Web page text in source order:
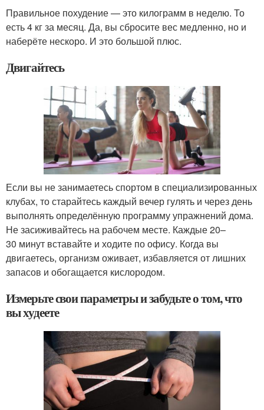
Правильное похудение — это килограмм в неделю. То
есть 4 кг за месяц. Да, вы сбросите вес медленно, но и
наберёте нескоро. И это большой плюс.
Двигайтесь
Если вы не занимаетесь спортом в специализированных
клубах, то старайтесь каждый вечер гулять и через день
выполнять определённую программу упражнений дома.
Не засиживайтесь на рабочем месте. Каждые 20–
30 минут вставайте и ходите по офису. Когда вы
двигаетесь, организм оживает, избавляется от лишних
запасов и обогащается кислородом.
Измерьте свои параметры и забудьте о том, что
вы худеете